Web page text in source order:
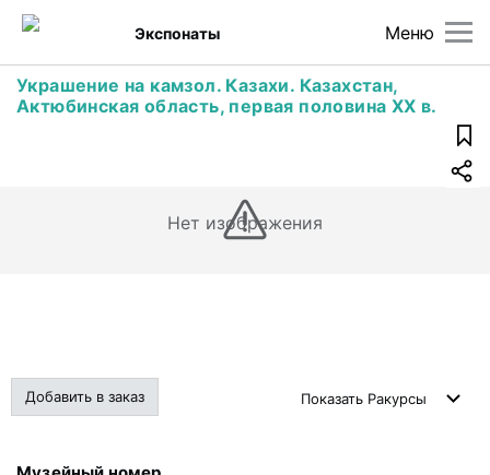
Меню
Экспонаты
Украшение на камзол. Казахи. Казахстан,
Актюбинская область, первая половина XX в.
Нет изображения
Добавить в заказ Показать Ракурсы